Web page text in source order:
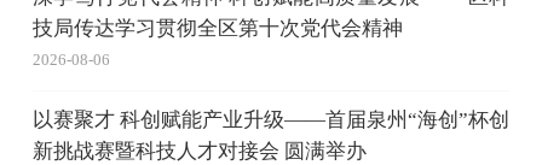
技局传达学习贯彻全区第十次党代会精神
2026-08-06
以赛聚才 科创赋能产业升级——首届泉州“海创”杯创
新挑战赛暨科技人才对接会 圆满举办